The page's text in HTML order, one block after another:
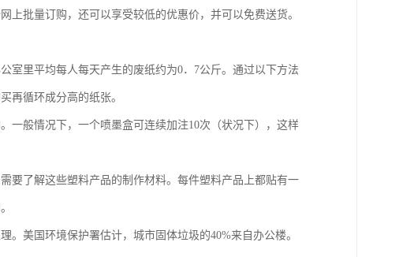
上批量订购，还可以享受较低的优惠价，并可以免费送货。
室里平均每人每天产生的废纸约为0．7公斤。通过以下方法
再循环成分高的纸张。
一般情况下，一个喷墨盒可连续加注10次（状况下），这样
要了解这些塑料产品的制作材料。每件塑料产品上都贴有一
美国环境保护署估计，城市固体垃圾的40%来自办公楼。